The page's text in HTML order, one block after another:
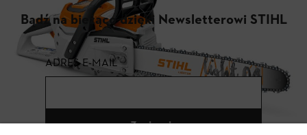
Bądź na bieżąco dzięki Newsletterowi STIHL
ADRES E-MAIL
Zapisz się